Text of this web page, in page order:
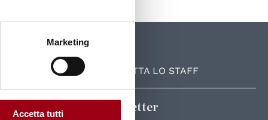
Marketing
Accetta tutti
CONTATTA LO STAFF
Newsletter